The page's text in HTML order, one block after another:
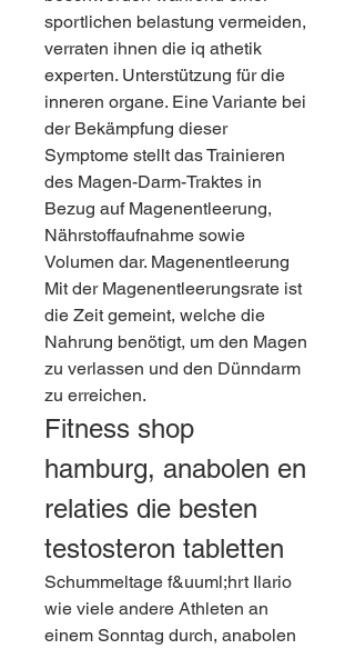
sportlichen belastung vermeiden,
verraten ihnen die iq athetik
experten. Unterstützung für die
inneren organe. Eine Variante bei
der Bekämpfung dieser
Symptome stellt das Trainieren
des Magen-Darm-Traktes in
Bezug auf Magenentleerung,
Nährstoffaufnahme sowie
Volumen dar. Magenentleerung
Mit der Magenentleerungsrate ist
die Zeit gemeint, welche die
Nahrung benötigt, um den Magen
zu verlassen und den Dünndarm
zu erreichen.
Fitness shop
hamburg, anabolen en
relaties die besten
testosteron tabletten
Schummeltage f&uuml;hrt Ilario
wie viele andere Athleten an
einem Sonntag durch, anabolen